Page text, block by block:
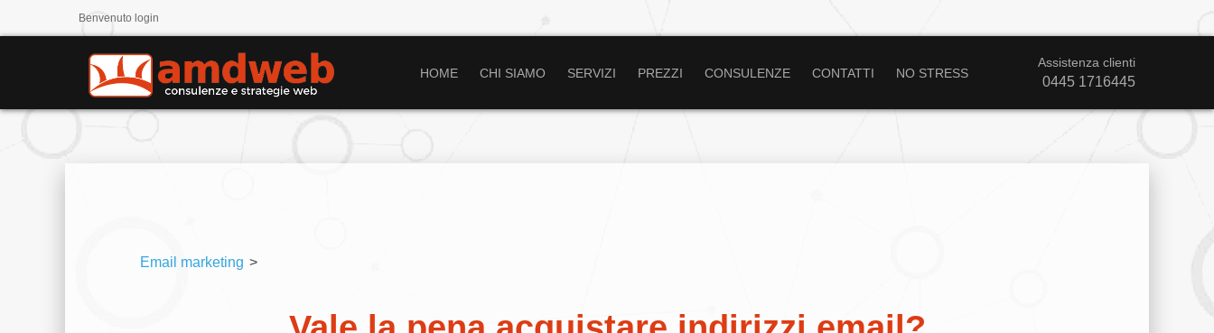
Benvenuto login
HOME CHI SIAMO SERVIZI PREZZI CONSULENZE CONTATTI NO STRESS
Assistenza clienti
0445 1716445
Email marketing >